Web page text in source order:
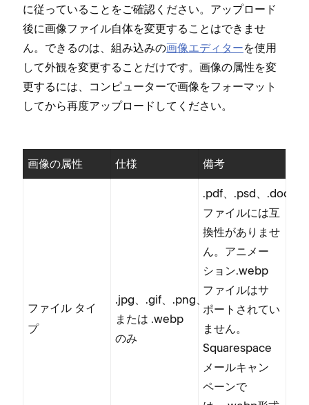
に従⁠っていることをご確認ください⁠。ア⁠ップロ⁠ード
後に画像フ⁠ァイル自体を変更することはできませ
ん⁠。できるのは⁠、組み込みの画像エデ⁠ィタ⁠ーを使用
して外観を変更することだけです⁠。画像の属性を変
更するには⁠、コンピ⁠ュ⁠ータ⁠ーで画像をフ⁠ォ⁠ーマ⁠ット
してから再度ア⁠ップロ⁠ードしてください⁠。
画像の属性 仕様 備考
フ⁠ァイル タイ
プ
⁠.jpg⁠、⁠.gif⁠、⁠.png⁠、
または ⁠.webp
のみ
⁠.pdf⁠、⁠.psd⁠、⁠.doc
フ⁠ァイルには互
換性がありませ
ん⁠。アニメ⁠ー
シ⁠ョン⁠.webp
フ⁠ァイルはサ
ポ⁠ートされてい
ません⁠。
Squarespace
メ⁠ールキ⁠ャン
ペ⁠ーンで